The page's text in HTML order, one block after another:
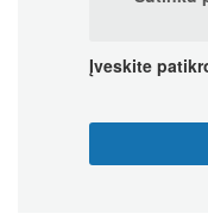
Įveskite